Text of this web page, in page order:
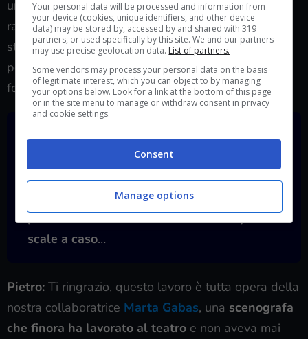
un luogo immaginario, simile per storia e
rappresentazione a tanti villaggi sardi grazie agli
studi che abbiamo fatto sui luoghi reali, ma è un
posto nuovo. Lo stesso metodo è applicato al
folklore del gioco.
Ti confesso che sembra di essere davvero
in un paesino sardo, ho avuto parecchi
déjà-vu, sia negli esterni che negli interni.
In passato mi sono sempre domandato
perché le case sarde avessero tutte quelle
scale a caso…
Pietro: Ti ringrazio, questo lavoro è tutta opera della
nostra collaboratrice Marta Gabas, una scenografa
che finora ha lavorato al teatro e non aveva mai
Your personal data will be processed and information from
your device (cookies, unique identifiers, and other device
data) may be stored by, accessed by and shared with 319
partners, or used specifically by this site. We and our partners
may use precise geolocation data. List of partners.
Some vendors may process your personal data on the basis
of legitimate interest, which you can object to by managing
your options below. Look for a link at the bottom of this page
or in the site menu to manage or withdraw consent in privacy
and cookie settings.
Consent
Manage options